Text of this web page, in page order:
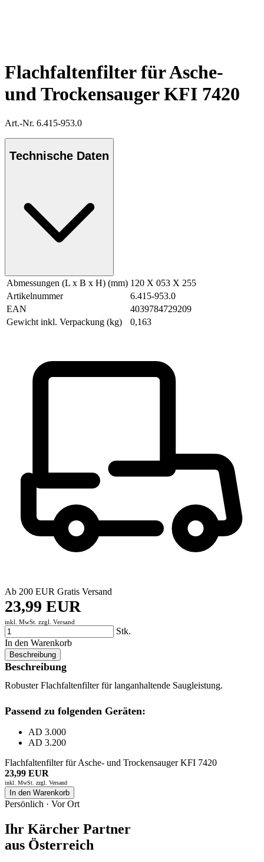
Flachfaltenfilter für Asche-
und Trockensauger KFI 7420
Art.-Nr. 6.415-953.0
Technische Daten
Abmessungen (L x B x H) (mm) 120 X 053 X 255
Artikelnummer
6.415-953.0
EAN
4039784729209
Gewicht inkl. Verpackung (kg)
0,163
Ab 200 EUR Gratis Versand
23,99 EUR
inkl. MwSt. zzgl. Versand
Stk.
In den Warenkorb
Beschreibung
Beschreibung
Robuster Flachfaltenfilter für langanhaltende Saugleistung.
Passend zu folgenden Geräten:
AD 3.000
AD 3.200
Flachfaltenfilter für Asche- und Trockensauger KFI 7420
23,99 EUR
inkl. MwSt. zzgl. Versand
In den Warenkorb
Persönlich · Vor Ort
Ihr Kärcher Partner
aus Österreich